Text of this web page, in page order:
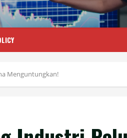
Menguntungkan!